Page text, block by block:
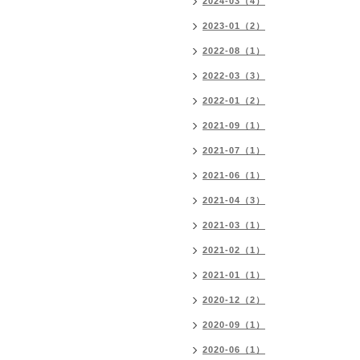
2023-01（2）
2022-08（1）
2022-03（3）
2022-01（2）
2021-09（1）
2021-07（1）
2021-06（1）
2021-04（3）
2021-03（1）
2021-02（1）
2021-01（1）
2020-12（2）
2020-09（1）
2020-06（1）